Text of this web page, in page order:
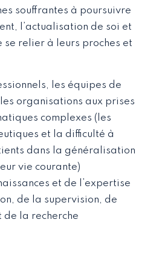
souffrantes à poursuivre
l’actualisation de soi et
se relier à leurs proches et
les équipes de
organisations aux prises
complexes (les
et la difficulté à
dans la généralisation
vie courante)
et de l’expertise
de la supervision, de
de la recherche